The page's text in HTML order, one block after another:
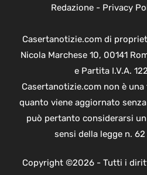
Redazione- Privacy
Casertanotizie.com di
Nicola Marchese 10, 00141
e Partita I.V.A.
Casertanotizie.com non è
quanto viene aggiornato
può pertanto considerarsi
sensi della legge n.
Copyright ©2026 - Tutti i